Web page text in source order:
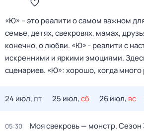
«Ю» – это реалити о самом важном
семье, детях, свекровях, мамах,
конечно, о любви. «Ю» - реалити с
искренними и яркими эмоциями.
сценариев. «Ю»: хорошо, когда много
24 июл, пт 25 июл,сб 26 июл, вс
05:30 Моя свекровь — монстр. Сезон